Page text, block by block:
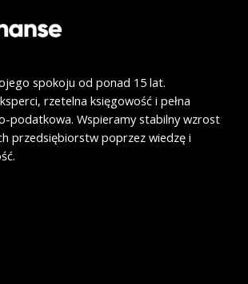
spokoju od ponad 15 lat.
rzetelna księgowość i pełna
podatkowa. Wspieramy stabilny wzrost
przedsiębiorstw poprzez wiedzę i